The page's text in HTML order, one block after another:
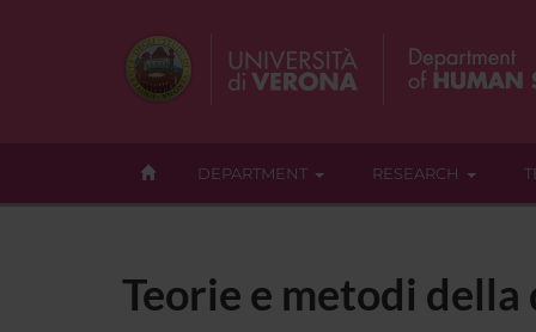
DEPARTMENT RESEARCH
Teorie e metodi